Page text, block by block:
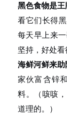
黑色食物是王
看它们长得
每天早上来
坚持，好处看
海鲜河鲜来助
家伙富含锌
料。（咳咳
道理的。）